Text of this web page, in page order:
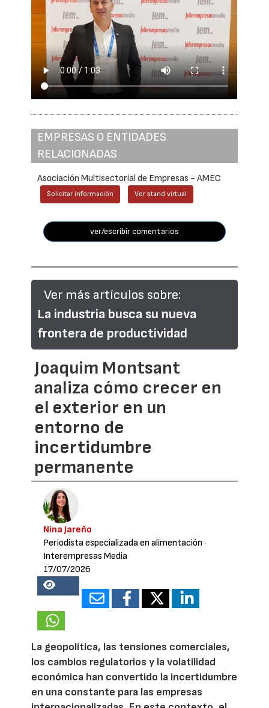
EMPRESAS O ENTIDADES
RELACIONADAS
Asociación Multisectorial de Empresas - AMEC
Solicitar información Ver stand virtual
ver/escribir comentarios
Ver más artículos sobre:
La industria busca su nueva
frontera de productividad
Joaquim Montsant
analiza cómo crecer en
el exterior en un
entorno de
incertidumbre
permanente
Nina Jareño
Periodista especializada en alimentación ·
Interempresas Media
17/07/2026
24538
La geopolítica, las tensiones comerciales,
los cambios regulatorios y la volatilidad
económica han convertido la incertidumbre
en una constante para las empresas